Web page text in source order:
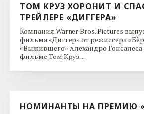
ТОМ КРУЗ ХОРОНИТ И
ТРЕЙЛЕРЕ «ДИГГЕРА»
Компания Warner Bros. Pictures
фильма «Диггер» от режиссера
«Выжившего» Алехандро
фильме Том Круз ...
НОМИНАНТЫ НА ПРЕМИЮ